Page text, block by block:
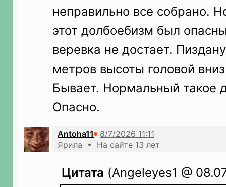
неправильно все собрано.
этот долбоебизм был
веревка не достает.
метров высоты головой
Бывает. Нормальный такое
Опасно.
Antoha11
Ярила • На сайте 13 лет
Цитата (Angeleyes1 @